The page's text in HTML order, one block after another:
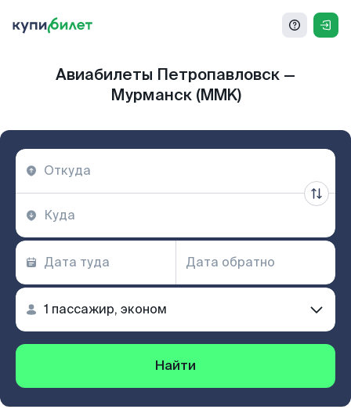
Авиабилеты Петропавловск —
Мурманск (MMK)
Найти